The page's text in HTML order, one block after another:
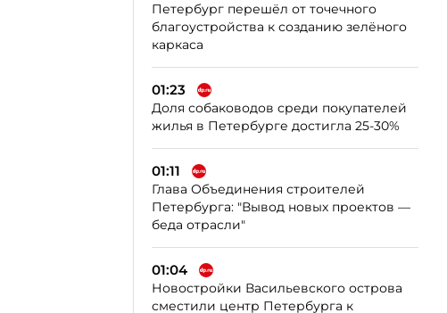
Петербург перешёл от точечного
благоустройства к созданию зелёного
каркаса
01:23
Доля собаководов среди покупателей
жилья в Петербурге достигла 25-30%
01:11
Глава Объединения строителей
Петербурга: "Вывод новых проектов —
беда отрасли"
01:04
Новостройки Васильевского острова
сместили центр Петербурга к